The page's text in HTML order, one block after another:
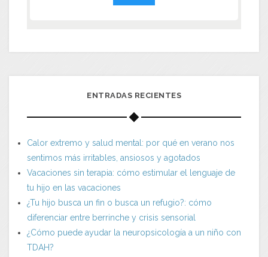
ENTRADAS RECIENTES
Calor extremo y salud mental: por qué en verano nos
sentimos más irritables, ansiosos y agotados
Vacaciones sin terapia: cómo estimular el lenguaje de
tu hijo en las vacaciones
¿Tu hijo busca un fin o busca un refugio?: cómo
diferenciar entre berrinche y crisis sensorial
¿Cómo puede ayudar la neuropsicología a un niño con
TDAH?